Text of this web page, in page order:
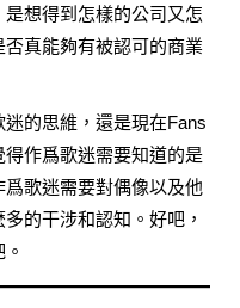
想得到怎樣的公司又怎
真能夠有被認可的商業
的思維，還是現在Fans
作爲歌迷需要知道的是
歌迷需要對偶像以及他
的干涉和認知。好吧，